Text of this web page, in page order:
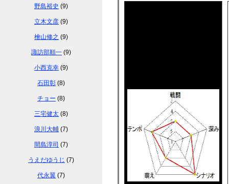
野島裕史 (9)
立木文彦 (9)
檜山修之 (9)
諏訪部順一 (9)
小西克幸 (9)
石田彰 (8)
チョー (8)
三宅健太 (8)
浪川大輔 (7)
間島淳司 (7)
うえだゆうじ (7)
代永翼 (7)